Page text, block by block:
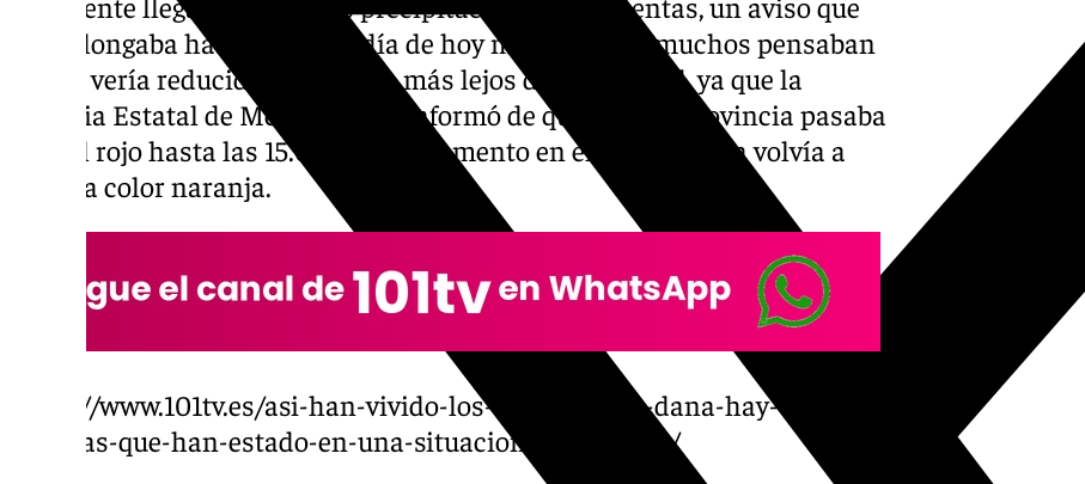
se prolongaba hasta el mediodía de hoy martes, y que muchos pensaban
que se vería reducido. Pero nada más lejos de la realidad, ya que la
Agencia Estatal de Meteorología informó de que toda la provincia pasaba
a nivel rojo hasta las 15.00 horas, momento en el que la alerta volvía a
pasar a color naranja.
https://www.101tv.es/asi-han-vivido-los-bomberos-la-dana-hay-
familias-que-han-estado-en-una-situacion-muy-limite/